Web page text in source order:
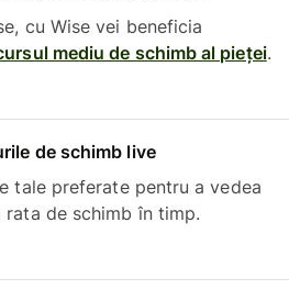
cu Wise vei beneficia
mediu de schimb al pieței.
de schimb live
tale preferate pentru a vedea
de schimb în timp.